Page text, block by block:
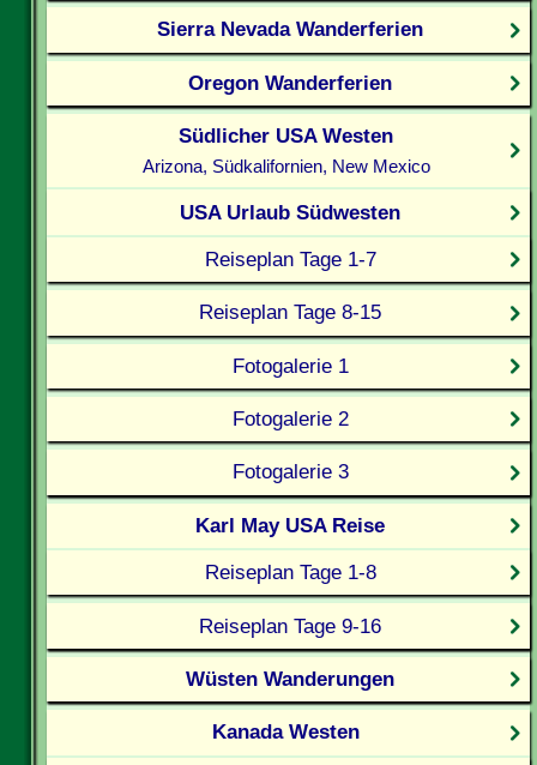
Sierra Nevada Wanderferien
Oregon Wanderferien
Südlicher USA Westen
Arizona, Südkalifornien, New Mexico
USA Urlaub Südwesten
Reiseplan Tage 1-7
Reiseplan Tage 8-15
Fotogalerie 1
Fotogalerie 2
Fotogalerie 3
Karl May USA Reise
Reiseplan Tage 1-8
Reiseplan Tage 9-16
Wüsten Wanderungen
Kanada Westen